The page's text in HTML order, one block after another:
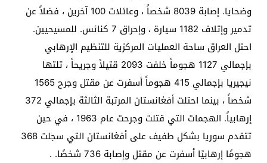
وضحايا. إصابة 8039 شخصاً ، وعائلات 100 آخرين ، فضلاً عن
تدمير وإتلاف 1182 سيارة ، وإحراق 7 كنائس. للمسيحيين.
احتل العراق ساحة العمليات المركزية للتنظيم الإرهابي
بإجمالي 1127 هجوماً خلفت 2093 قتيلاً وجريحاً ، تلتها
نيجيريا بإجمالي 415 هجوماً أسفرت عن مقتل وجرح 1565
شخصاً ، بينما احتلت أفغانستان المرتبة الثالثة بإجمالي 372
إرهابياً. الهجمات التي قتلت وجرحت عام 1963 ، في حين
تتقدم سوريا بشكل طفيف على أفغانستان التي سجلت 368
هجومًا إرهابيًا أسفرت عن مقتل وإصابة 736 شخصًا. .